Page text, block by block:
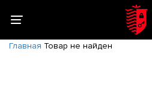
Главная Товар не найден